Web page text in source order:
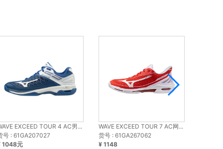
EXCEED TOUR 4 AC男...
号 : 61GA207027
1048元
WAVE EXCEED TOUR 7 AC网...
货号 : 61GA267062
¥ 1148